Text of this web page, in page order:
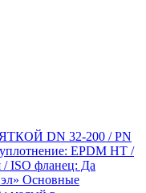
DN 32-200 / PN
EPDM HT /
ISO фланец: Да
Основные